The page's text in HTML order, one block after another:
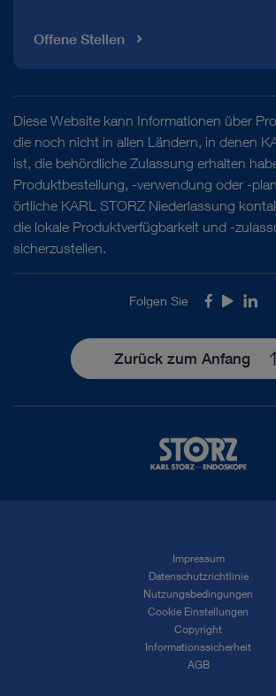
Offene Stellen
Diese Website kann Informationen über
die noch nicht in allen Ländern, in denen
ist, die behördliche Zulassung erhalten
Produktbestellung, -verwendung oder -
örtliche KARL STORZ Niederlassung
die lokale Produktverfügbarkeit und -
sicherzustellen.
Folgen Sie Facebook
Youtube
Zurück zum Anfang
Impressum
Datenschutzrichtlinie
Nutzungsbedingungen
Cookie Einstellungen
Copyright
Informationssicherheit
AGB